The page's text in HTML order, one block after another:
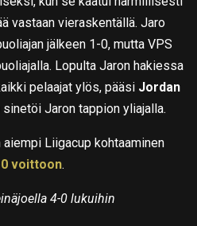
vastaan vieraskentällä. Jaro
jälkeen 1-0, mutta VPS
Lopulta Jaron hakiessa
pelaajat ylös, pääsi Jordan
Jaron tappion yliajalla.
aiempi Liigacup kohtaaminen
voittoon.
4-0 lukuihin